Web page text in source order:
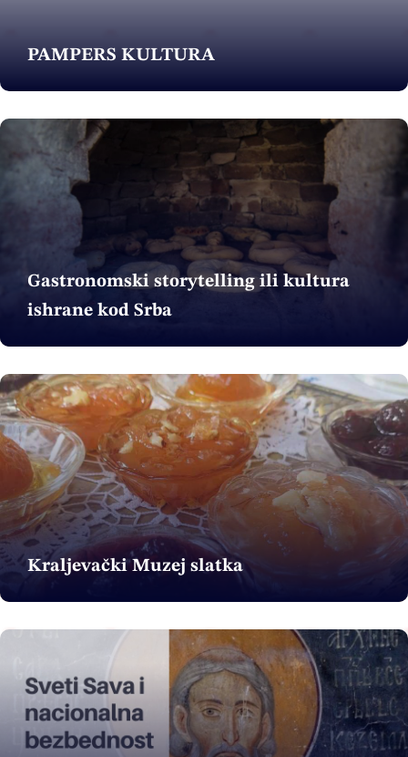
PAMPERS KULTURA
Gastronomski storytelling ili kultura
ishrane kod Srba
Kraljevački Muzej slatka